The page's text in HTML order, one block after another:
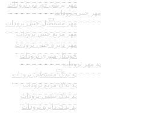
مهر پرینتی دورمی ترودات
مهر جیبی ترودات
مهر مستطیل جیبی ترودات
مهر مربع جیبی ترودات
مهر دایره جیبی ترودات
خودکار مهری ترودات
پد مهر ترودات
پد یدک مستطیل ترودات
پد یدک مربع ترودات
پد یدک بیضی تزودات
پد یدک دایره ترودات